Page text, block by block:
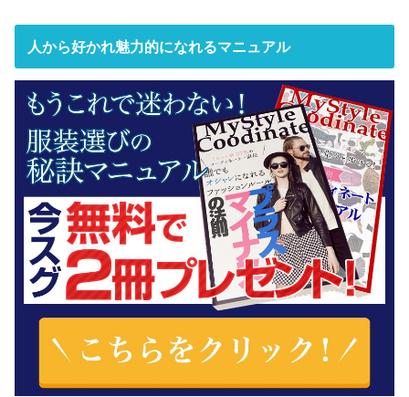
人から好かれ魅力的になれるマニュアル